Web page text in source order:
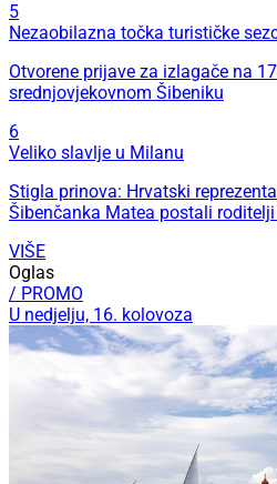
5
Nezaobilazna točka turističke
Otvorene prijave za izlagače na
srednjovjekovnom Šibeniku
6
Veliko slavlje u Milanu
Stigla prinova: Hrvatski
Šibenčanka Matea postali
VIŠE
Oglas
/ PROMO
U nedjelju, 16. kolovoza